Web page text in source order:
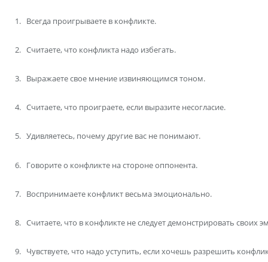
1. Всегда проигрываете в конфликте.
2. Считаете, что конфликта надо избегать.
3. Выражаете свое мнение извиняющимся тоном.
4. Считаете, что проиграете, если выразите несогласие.
5. Удивляетесь, почему другие вас не понимают.
6. Говорите о конфликте на стороне оппонента.
7. Воспринимаете конфликт весьма эмоционально.
8. Считаете, что в конфликте не следует демонстрировать своих
9. Чувствуете, что надо уступить, если хочешь разрешить